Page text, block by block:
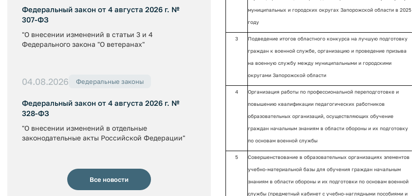
Федеральный закон от 4 августа 2026 г. №
307-ФЗ
"О внесении изменений в статьи 3 и 4
Федерального закона "О ветеранах"
04.08.2026 Федеральные законы
Федеральный закон от 4 августа 2026 г. №
328-ФЗ
"О внесении изменений в отдельные
законодательные акты Российской Федерации"
Все новости
муниципальных и городских округах Запорожской области в 2025
году
3 Подведение итогов областного конкурса на лучшую подготовку
граждан к военной службе, организацию и проведение призыва
на военную службу между муниципальными и городскими
округами Запорожской области
4 Организация работы по профессиональной переподготовке и
повышению квалификации педагогических работников
образовательных организаций, осуществляющих обучение
граждан начальным знаниям в области обороны и их подготовку
по основам военной службы
5 Совершенствование в образовательных организациях элементов
учебно-материальной базы для обучения граждан начальным
знаниям в области обороны и их подготовки по основам военной
службы (предметный кабинет с учебно-наглядными пособиями и